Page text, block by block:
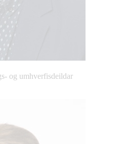
og umhverfisdeildar